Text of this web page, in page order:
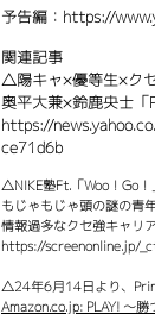
​予告編： https://
関連記事
△陽キャ×優等生×ク
奥平大兼×鈴鹿央士「
https://
ce71d6b
△NIKE塾Ft.「Woo！Go
もじゃもじゃ頭の謎の青
情報過多なクセ強キャリ
https://screenonline.jp/
△24年6月14日より、
Amazon.co.jp: PLAY! ～